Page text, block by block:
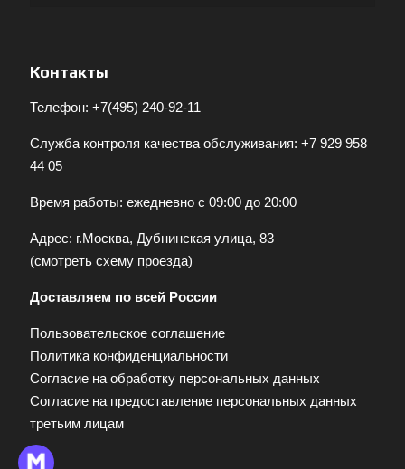
Контакты
Телефон: +7(495) 240-92-11
Служба контроля качества обслуживания: +7 929 958
44 05
Время работы: ежедневно с 09:00 до 20:00
Адрес: г.Москва, Дубнинская улица, 83
(смотреть схему проезда)
Доставляем по всей России
Пользовательское соглашение
Политика конфиденциальности
Согласие на обработку персональных данных
Согласие на предоставление персональных данных
третьим лицам